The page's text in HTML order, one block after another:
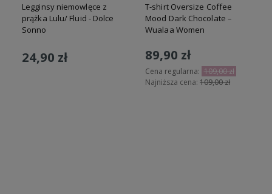
Legginsy niemowlęce z
prążka Lulu/ Fluid - Dolce
Sonno
24,90 zł
T-shirt Oversize Coffee
Mood Dark Chocolate –
Wualaa Women
89,90 zł
Cena regularna: 109,00 zł
Najniższa cena: 109,00 zł